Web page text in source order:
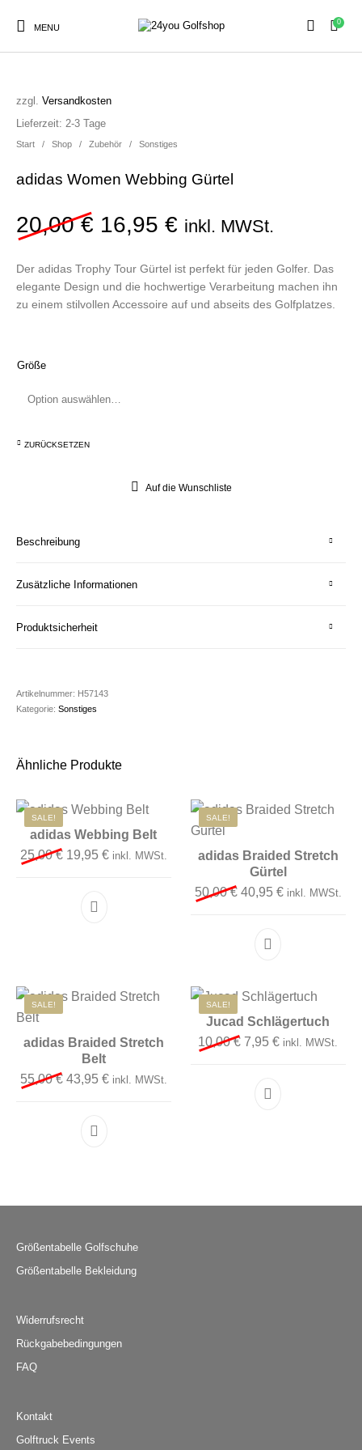
MENU
0
Sale
SALE!
Start / Shop / Zubehör / Sonstiges
adidas Women Webbing Gürtel
20,00€ Ursprünglicher Preis
16,95€ Aktueller Preis
inkl. MWSt.
zzgl.Versandkosten
Der adidas Trophy Tour Gürtel ist perfekt für jeden Golfer. Das
elegante Design und die hochwertige Verarbeitung machen ihn
zu einem stilvollen Accessoire auf und abseits des Golfplatzes.
Lieferzeit:2-3 Tage
Größe
ZURÜCKSETZEN
Auf die Wunschliste
Beschreibung
Zusätzliche Informationen
Produktsicherheit
Artikelnummer: H57143
Kategorie:Sonstiges
Ähnliche Produkte
SALE!
adidas Webbing Belt
25,00€ Ursprünglicher Preis war: 25,00 €
19,95€Aktueller Preis ist: 19,95 €.
inkl. MWSt.
SALE!
adidas Braided Stretch
Gürtel
50,00€ Ursprünglicher Preis
40,95 €Aktueller
inkl. MWSt.
Dieses Produkt
SALE!
adidas Braided Stretch
Belt
55,00€ Ursprünglicher Preis war: 55,00 €
43,95€Aktueller Preis ist: 43,95 €.
inkl. MWSt.
SALE!
Jucad Schlägertuch
10,00€ Ursprünglicher
7,95€Aktueller
inkl. MWSt.
Größentabelle Golfschuhe
Größentabelle Bekleidung
Widerrufsrecht
Rückgabebedingungen
FAQ
Kontakt
Golftruck Events